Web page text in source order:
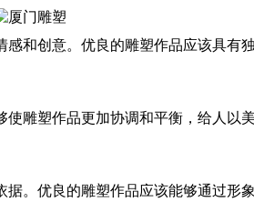
创意。优良的雕塑作品应该具有
塑作品更加协调和平衡，给人以美
优良的雕塑作品应该能够通过形